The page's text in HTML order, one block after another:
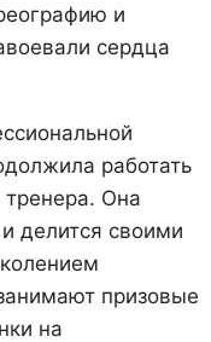
и
сердца
работать
тренера. Она
делится своими
призовые
на